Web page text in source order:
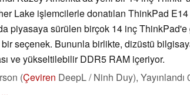
Lake işlemcilerle donatılan ThinkPad
piyasaya sürülen birçok 14 inç ThinkPad'e
seçenek. Bununla birlikte, dizüstü
ve yükseltilebilir DDR5 RAM içeriyor.
(Çeviren DeepL / Ninh Duy), Yayınlandı